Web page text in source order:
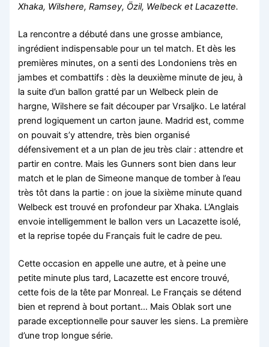
Xhaka, Wilshere, Ramsey, Özil, Welbeck et Lacazette.
La rencontre a débuté dans une grosse ambiance,
ingrédient indispensable pour un tel match. Et dès les
premières minutes, on a senti des Londoniens très en
jambes et combattifs : dès la deuxième minute de jeu, à
la suite d’un ballon gratté par un Welbeck plein de
hargne, Wilshere se fait découper par Vrsaljko. Le latéral
prend logiquement un carton jaune. Madrid est, comme
on pouvait s’y attendre, très bien organisé
défensivement et a un plan de jeu très clair : attendre et
partir en contre. Mais les Gunners sont bien dans leur
match et le plan de Simeone manque de tomber à l’eau
très tôt dans la partie : on joue la sixième minute quand
Welbeck est trouvé en profondeur par Xhaka. L’Anglais
envoie intelligemment le ballon vers un Lacazette isolé,
et la reprise topée du Français fuit le cadre de peu.
Cette occasion en appelle une autre, et à peine une
petite minute plus tard, Lacazette est encore trouvé,
cette fois de la tête par Monreal. Le Français se détend
bien et reprend à bout portant… Mais Oblak sort une
parade exceptionnelle pour sauver les siens. La première
d’une trop longue série.